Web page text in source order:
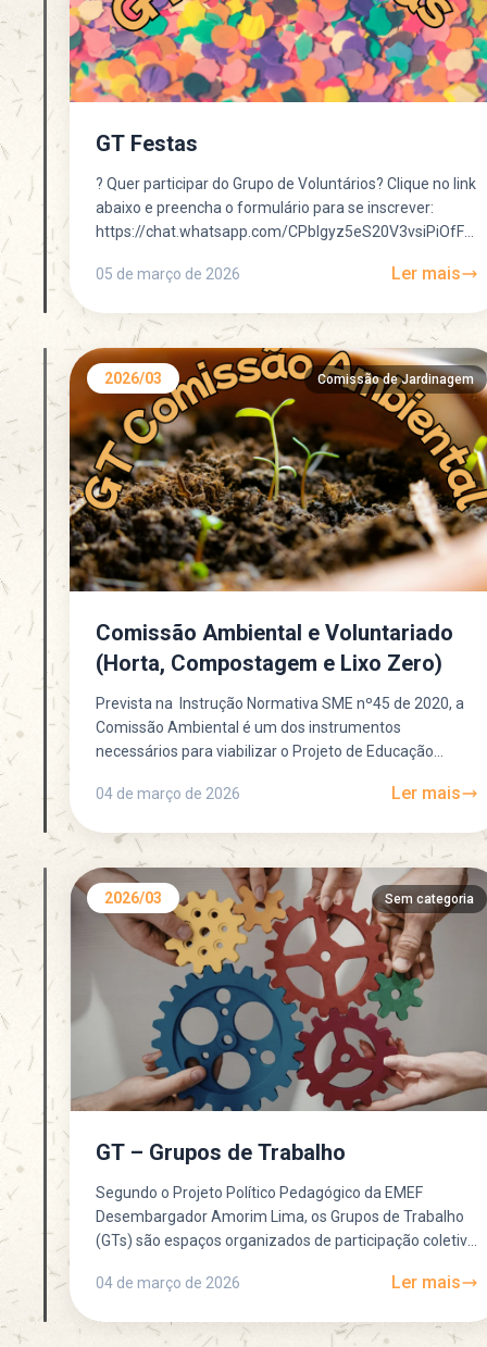
GT Festas
? Quer participar do Grupo de Voluntários? Clique no link
abaixo e preencha o formulário para se inscrever:
https://chat.whatsapp.com/CPblgyz5eS20V3vsiPiOfF?
05 de março de 2026
Ler mais
2026/03 Comissão de Jardinagem
Comissão Ambiental e Voluntariado
(Horta, Compostagem e Lixo Zero)
Prevista na Instrução Normativa SME nº45 de 2020, a
Comissão Ambiental é um dos instrumentos
necessários para viabilizar o Projeto de Educação
04 de março de 2026
Ler mais
2026/03 Sem categoria
GT – Grupos de Trabalho
Segundo o Projeto Político Pedagógico da EMEF
Desembargador Amorim Lima, os Grupos de Trabalho
(GTs) são espaços organizados de participação coletiva
04 de março de 2026
Ler mais